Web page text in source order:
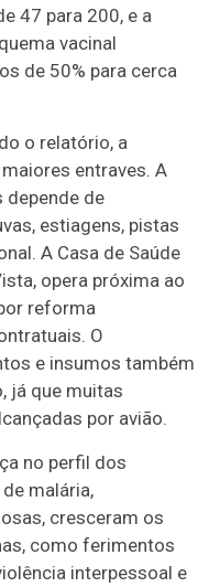
47 para 200, e a
vacinal
de 50% para cerca
o relatório, a
entraves. A
de
estiagens, pistas
A Casa de Saúde
opera próxima ao
reforma
O
e insumos também
já que muitas
por avião.
no perfil dos
malária,
cresceram os
como ferimentos
interpessoal e